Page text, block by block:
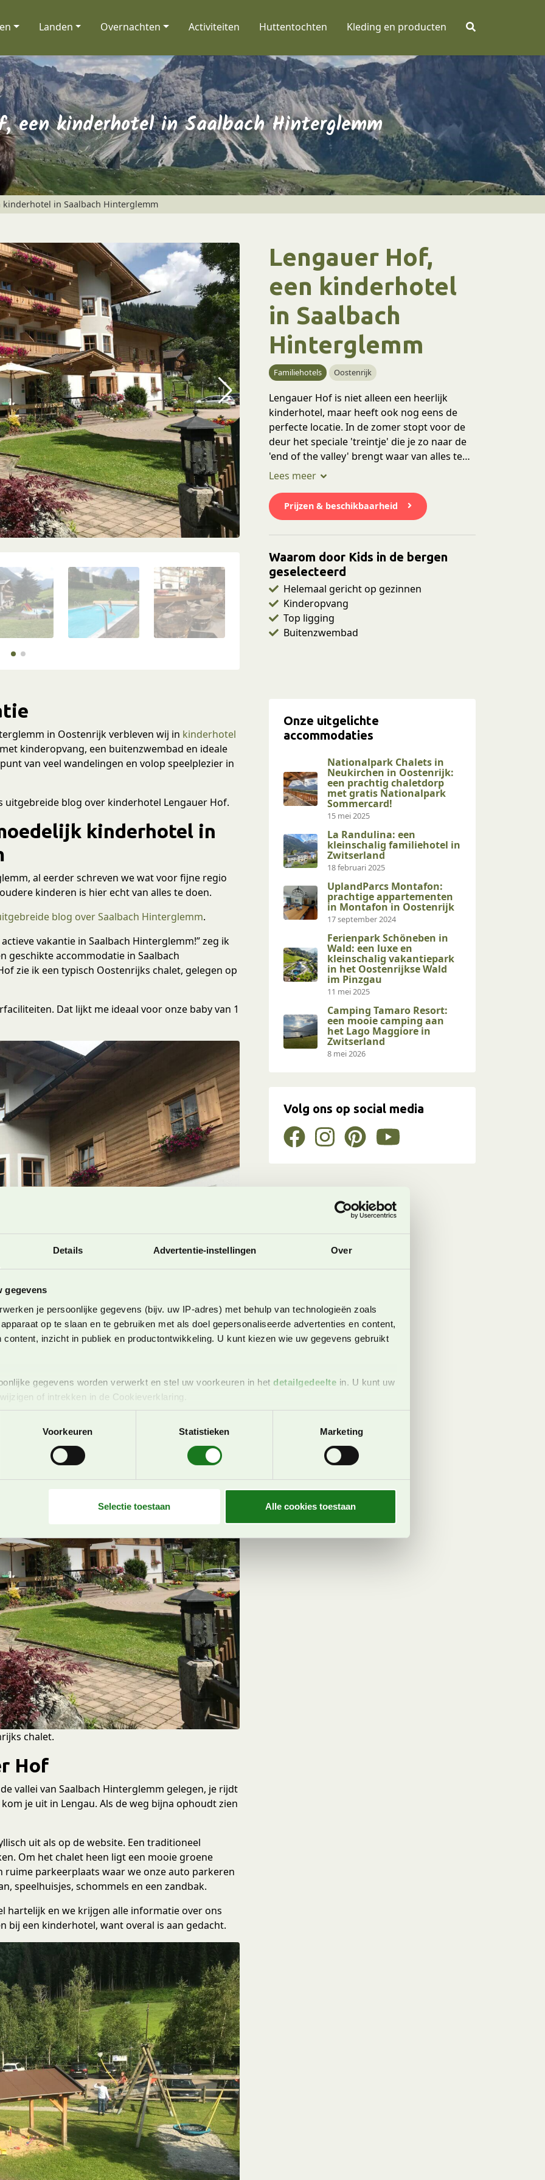
Details Advertentie-instellingen Over
gegevens
je persoonlijke gegevens (bijv. uw IP-adres) met behulp van technologieën zoals
op te slaan en te gebruiken met als doel gepersonaliseerde advertenties en content,
content, inzicht in publiek en productontwikkeling. U kunt kiezen wie uw gegevens gebruikt
gegevens worden verwerkt en stel uw voorkeuren in het detailgedeelte in. U kunt uw
of intrekken in de Cookieverklaring.
en advertenties te personaliseren, om functies voor social media te bieden en om ons
Deze partners kunnen deze gegevens combineren met andere informatie die u aan ze heeft
Voorkeuren Statistieken Marketing
Selectie toestaan Alle cookies toestaan
Landen Overnachten Activiteiten Huttentochten Kleding en producten
een kinderhotel in Saalbach Hinterglemm
kinderhotel in Saalbach Hinterglemm
Lengauer Hof,
een kinderhotel
in Saalbach
Hinterglemm
Familiehotels Oostenrijk
Lengauer Hof is niet alleen een heerlijk
kinderhotel, maar heeft ook nog eens de
perfecte locatie. In de zomer stopt voor de
deur het speciale 'treintje' die je zo naar de
'end of the valley' brengt waar van alles te
doen is! Een gaaf klimpark, een zipline, een
wandelingen. Het Lengauer Hof is helemaal
gericht op gezinnen met o.a. kinderopvang,
Prijzen & beschikbaarheid
Waarom door Kids in de bergen
geselecteerd
Helemaal gericht op gezinnen
Kinderopvang
Top ligging
Buitenzwembad
in Oostenrijk verbleven wij in kinderhotel
kinderopvang, een buitenzwembad en ideale
van veel wandelingen en volop speelplezier in
uitgebreide blog over kinderhotel Lengauer Hof.
kinderhotel in
al eerder schreven we wat voor fijne regio
kinderen is hier echt van alles te doen.
blog over Saalbach Hinterglemm.
vakantie in Saalbach Hinterglemm!” zeg ik
geschikte accommodatie in Saalbach
zie ik een typisch Oostenrijks chalet, gelegen op
Dat lijkt me ideaal voor onze baby van 1
Hinterglemm
chalet.
Hof
vallei van Saalbach Hinterglemm gelegen, je rijdt
je uit in Lengau. Als de weg bijna ophoudt zien
uit als op de website. Een traditioneel
Om het chalet heen ligt een mooie groene
ruime parkeerplaats waar we onze auto parkeren
speelhuisjes, schommels en een zandbak.
hartelijk en we krijgen alle informatie over ons
bij een kinderhotel, want overal is aan gedacht.
Onze uitgelichte
accommodaties
Nationalpark Chalets in
Neukirchen in Oostenrijk:
een prachtig chaletdorp
met gratis Nationalpark
Sommercard!
15 mei 2025
La Randulina: een
kleinschalig familiehotel in
Zwitserland
18 februari 2025
UplandParcs Montafon:
prachtige appartementen
in Montafon in Oostenrijk
17 september 2024
Ferienpark Schöneben in
Wald: een luxe en
kleinschalig vakantiepark
in het Oostenrijkse Wald
im Pinzgau
11 mei 2025
Camping Tamaro Resort:
een mooie camping aan
het Lago Maggiore in
Zwitserland
8 mei 2026
Volg ons op social media